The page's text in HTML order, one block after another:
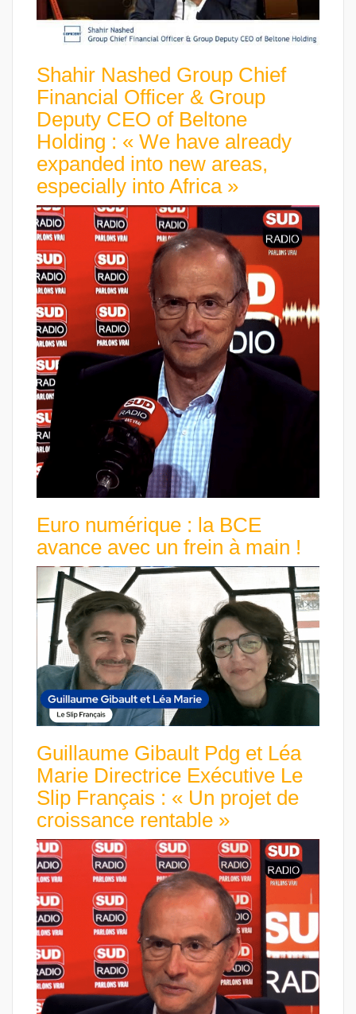
Shahir Nashed Group Chief
Financial Officer & Group
Deputy CEO of Beltone
Holding : « We have already
expanded into new areas,
especially into Africa »
Euro numérique : la BCE
avance avec un frein à main !
Guillaume Gibault Pdg et Léa
Marie Directrice Exécutive Le
Slip Français : « Un projet de
croissance rentable »